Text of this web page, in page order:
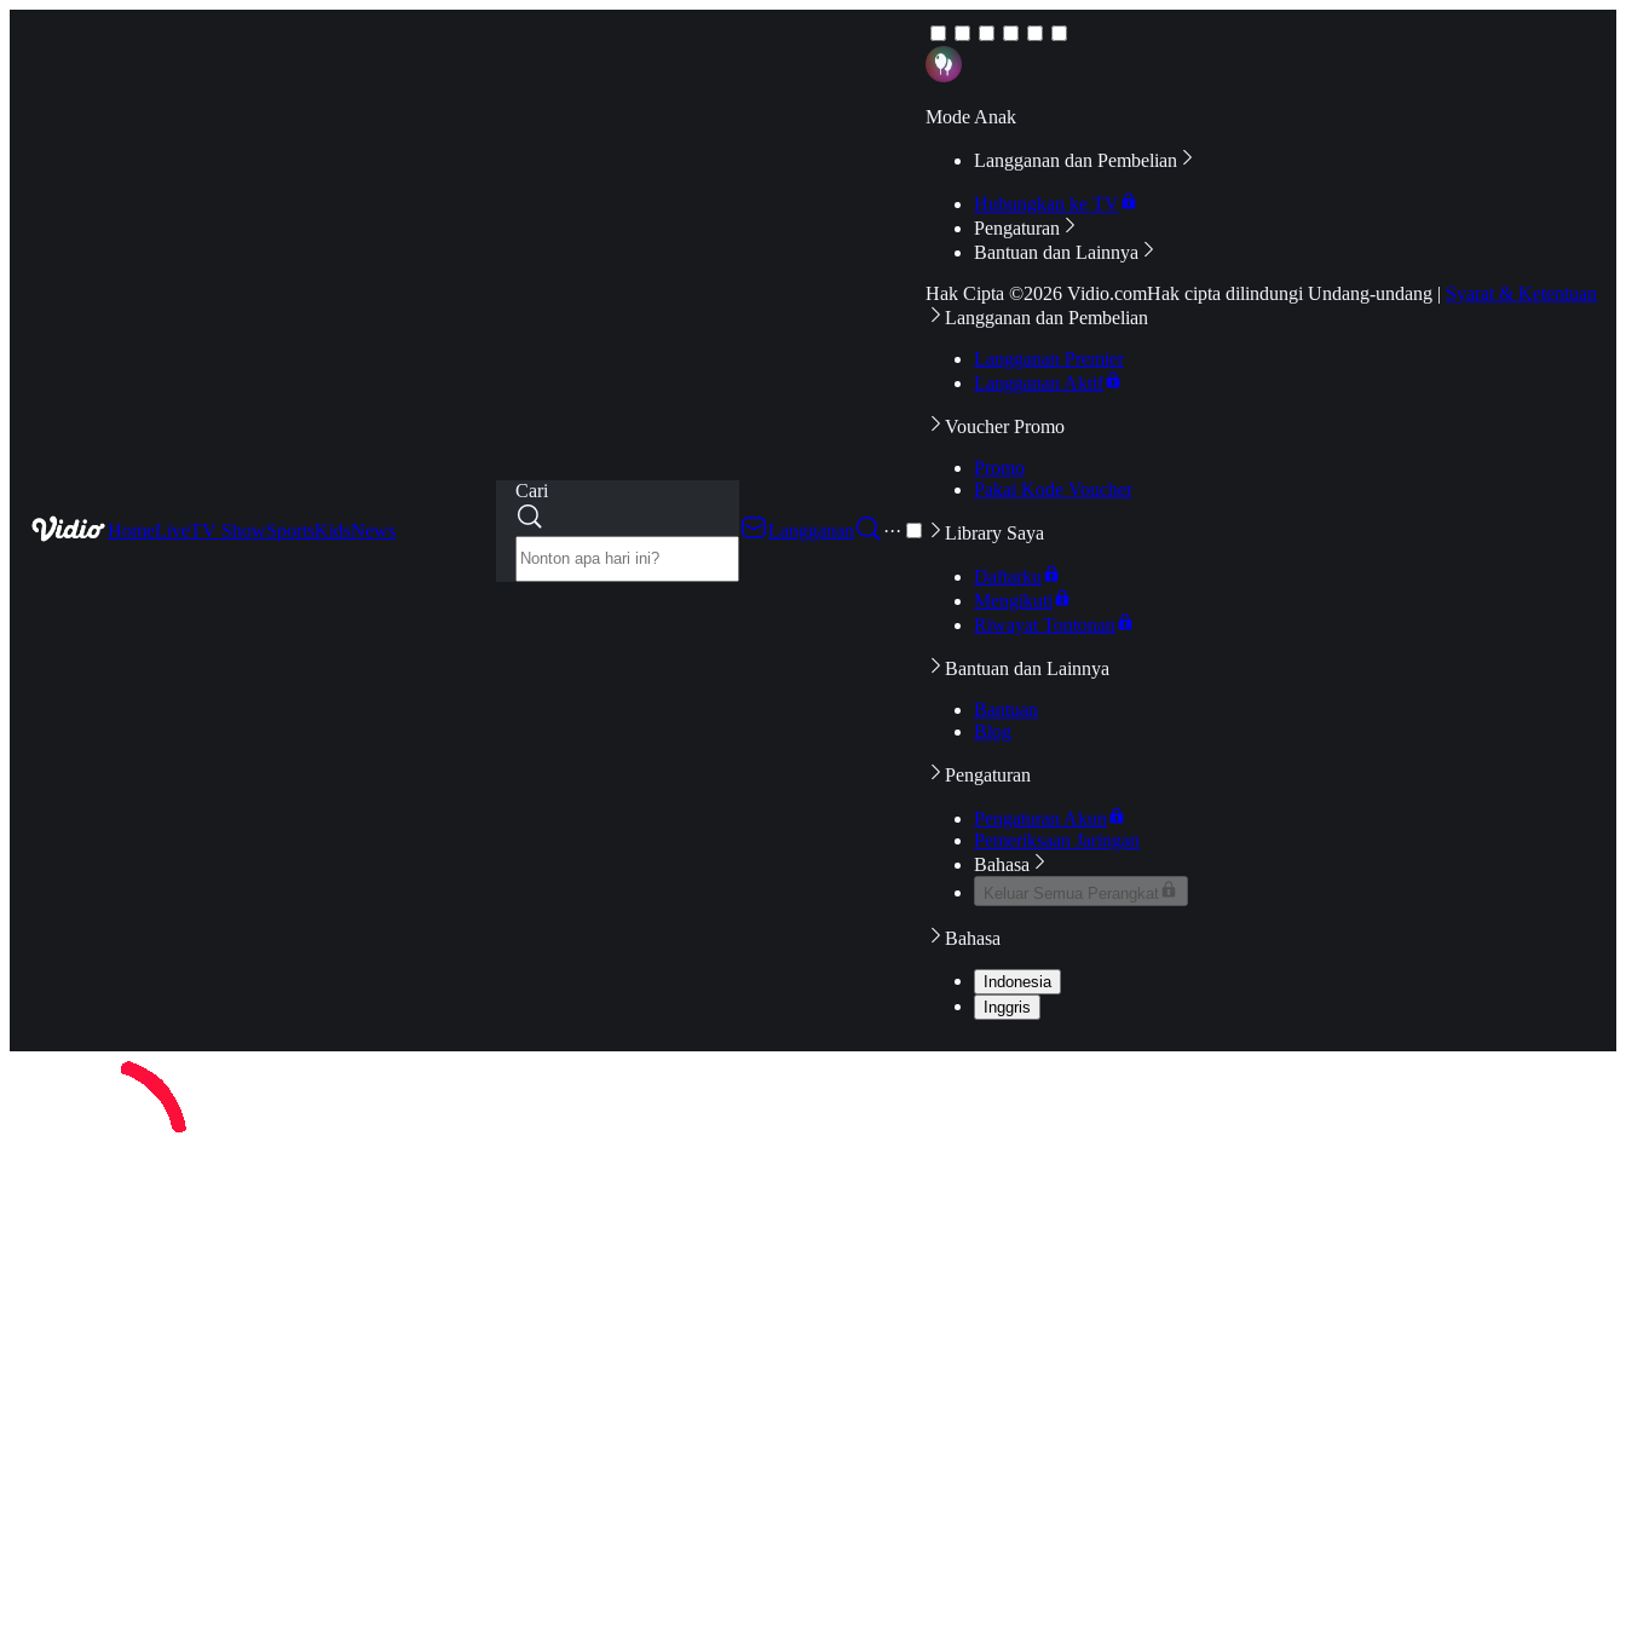
HomeLiveTV ShowSportsKidsNews
Cari
Langganan
···
Mode Anak
Langganan dan Pembelian
Hubungkan ke TV
Pengaturan
Bantuan dan Lainnya
Hak Cipta ©2026 Vidio.comHak cipta dilindungi Undang-undang | Syarat & Ketentuan
Langganan dan Pembelian
Langganan Premier
Langganan Aktif
Voucher Promo
Promo
Pakai Kode Voucher
Library Saya
Daftarku
Mengikuti
Riwayat Tontonan
Bantuan dan Lainnya
Bantuan
Blog
Pengaturan
Pengaturan Akun
Pemeriksaan Jaringan
Bahasa
Keluar Semua Perangkat
Bahasa
Indonesia
Inggris